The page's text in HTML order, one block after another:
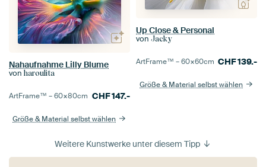
Nahaufnahme Lilly Blume
von haroulita
ArtFrame™ –60×80cm CHF147.-
Größe & Material selbst wählen
Up Close & Personal
von Jacky
ArtFrame™ –60×60cm CHF139.-
Größe & Material selbst wählen
Weitere Kunstwerke unter diesem Tipp